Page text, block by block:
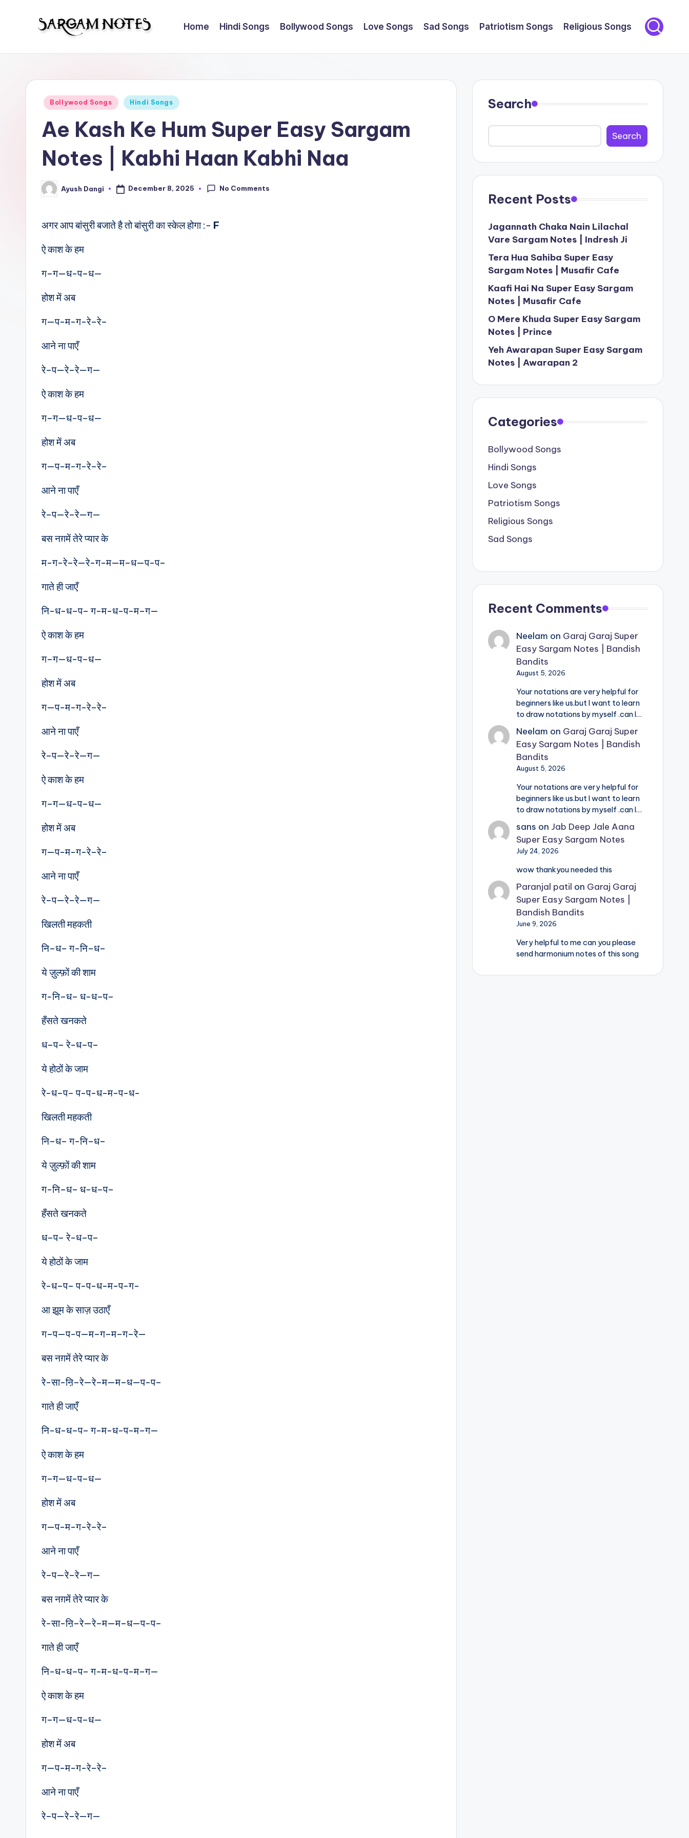
contentS
N
of
Sargam
Notes
Home Hindi Songs Bollywood Songs Love Songs Sad Songs Patriotism Songs Religious Songs
Posted
Bollywood Songs Hindi Songs
Ae Kash Ke Hum Super Easy Sargam
Notes | Kabhi Haan Kabhi Naa
Posted
by
Ayush Dangi December 8, 2025 No Comments
अगर आप बांसुरी बजाते है तो बांसुरी का स्केल होगा :- F
ऐ काश के हम
ग–ग—ध-प–ध—
होश में अब
ग—प-म-ग-रे–रे–
आने ना पाएँ
रे–प—रे–रे—ग—
ऐ काश के हम
ग–ग—ध-प–ध—
होश में अब
ग—प-म-ग-रे–रे–
आने ना पाएँ
रे–प—रे–रे—ग—
बस नग़में तेरे प्यार के
म-ग-रे–रे—रे-ग-म—म–ध—प-प–
गाते ही जाएँ
नि-ध-ध–प– ग-म-ध-प-म–ग—
ऐ काश के हम
ग–ग—ध-प–ध—
होश में अब
ग—प-म-ग-रे–रे–
आने ना पाएँ
रे–प—रे–रे—ग—
ऐ काश के हम
ग–ग—ध-प–ध—
होश में अब
ग—प-म-ग-रे–रे–
आने ना पाएँ
रे–प—रे–रे—ग—
खिलती महकती
नि–ध– ग-नि–ध–
ये ज़ुल्फ़ों की शाम
ग-नि–ध– ध-ध–प–
हँसते खनकते
ध–प– रे-ध–प–
ये होठों के जाम
रे-ध–प– प-प-ध-म-प-ध-
खिलती महकती
नि–ध– ग-नि–ध–
ये ज़ुल्फ़ों की शाम
ग-नि–ध– ध-ध–प–
हँसते खनकते
ध–प– रे-ध–प–
ये होठों के जाम
रे-ध–प– प-प-ध-म-प-ग-
आ झूम के साज़ उठाएँ
ग–प—प-प—म–ग–म–ग–रे—
बस नग़में तेरे प्यार के
रे-सा-ऩि–रे—रे–म—म–ध—प-प–
गाते ही जाएँ
नि-ध-ध–प– ग-म-ध-प-म–ग—
ऐ काश के हम
ग–ग—ध-प–ध—
होश में अब
ग—प-म-ग-रे–रे–
आने ना पाएँ
रे–प—रे–रे—ग—
बस नग़में तेरे प्यार के
रे-सा-ऩि–रे—रे–म—म–ध—प-प–
गाते ही जाएँ
नि-ध-ध–प– ग-म-ध-प-म–ग—
ऐ काश के हम
ग–ग—ध-प–ध—
होश में अब
ग—प-म-ग-रे–रे–
आने ना पाएँ
रे–प—रे–रे—ग—
Search
Search
Recent Posts
Jagannath Chaka Nain Lilachal
Vare Sargam Notes | Indresh Ji
Tera Hua Sahiba Super Easy
Sargam Notes | Musafir Cafe
Kaafi Hai Na Super Easy Sargam
Notes | Musafir Cafe
O Mere Khuda Super Easy Sargam
Notes | Prince
Yeh Awarapan Super Easy Sargam
Notes | Awarapan 2
Categories
Bollywood Songs
Hindi Songs
Love Songs
Patriotism Songs
Religious Songs
Sad Songs
Recent Comments
Neelam on Garaj Garaj Super
Easy Sargam Notes | Bandish
Bandits
August 5, 2026
Your notations are very helpful for
beginners like us.but I want to learn
to draw notations by myself .can I…
Neelam on Garaj Garaj Super
Easy Sargam Notes | Bandish
Bandits
August 5, 2026
Your notations are very helpful for
beginners like us.but I want to learn
to draw notations by myself .can I…
sans on Jab Deep Jale Aana
Super Easy Sargam Notes
July 24, 2026
wow thankyou needed this
Paranjal patil on Garaj Garaj
Super Easy Sargam Notes |
Bandish Bandits
June 9, 2026
Very helpful to me can you please
send harmonium notes of this song